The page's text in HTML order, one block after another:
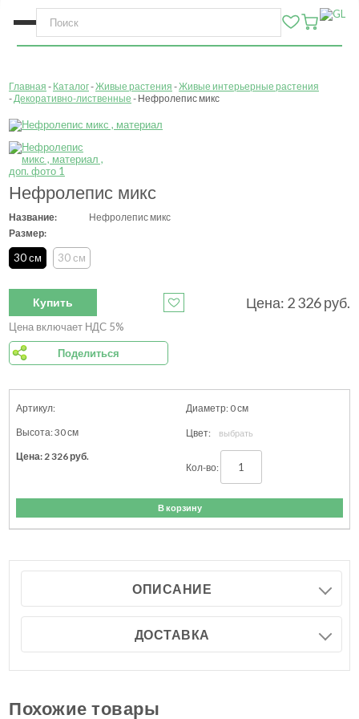
Главная Каталог Живые растения Живые интерьерные растения
Декоративно-лиственные
Нефролепис микс
Нефролепис микс
Название:
Нефролепис микс
Размер:
30 см 30 см
Купить Цена: 2 326руб.
Цена включает НДС 5%
Поделиться
0см
30см
2 326руб.
В корзину
ОПИСАНИЕ
ДОСТАВКА
Похожие товары